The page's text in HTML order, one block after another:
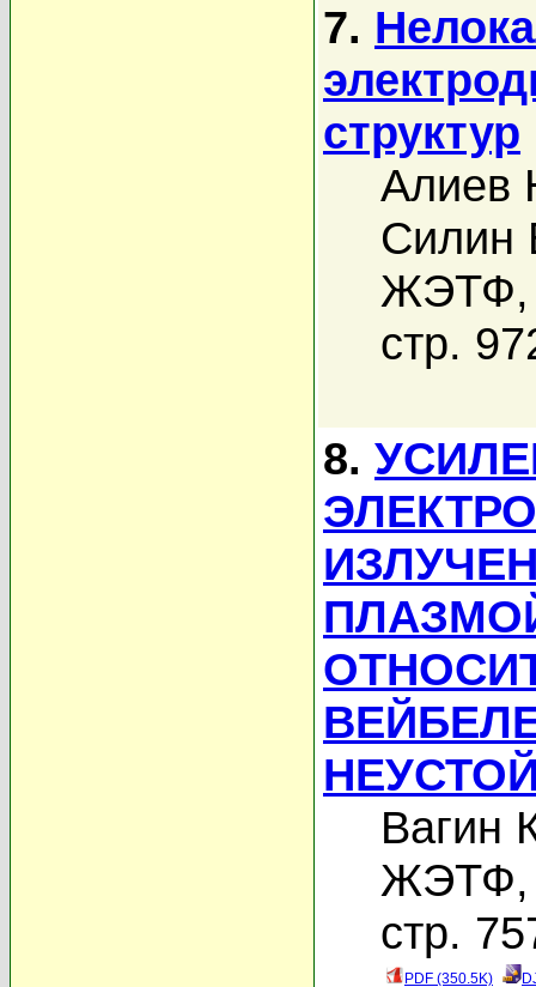
7.
структур
Силин
ЖЭТФ,
стр.
8.
Вагин
ЖЭТФ,
стр.
PDF (350.5K)